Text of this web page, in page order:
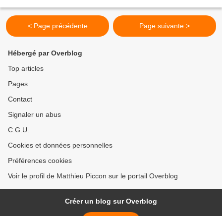
< Page précédente Page suivante >
Hébergé par Overblog
Top articles
Pages
Contact
Signaler un abus
C.G.U.
Cookies et données personnelles
Préférences cookies
Voir le profil de Matthieu Piccon sur le portail Overblog
Créer un blog sur Overblog